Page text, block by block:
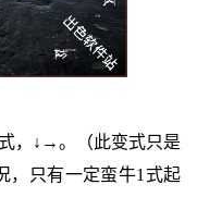
，↓→。（此变式只是
，只有一定蛮牛1式起